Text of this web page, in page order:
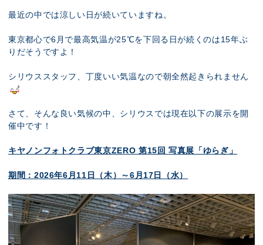
最近の中では涼しい日が続いていますね。
東京都心で6月で最高気温が25℃を下回る日が続くのは15年ぶ
りだそうですよ！
シリウススタッフ、丁度いい気温なので朝全然起きられません
さて、そんな良い気候の中、シリウスでは現在以下の展示を開
催中です！
キヤノンフォトクラブ東京ZERO 第15回 写真展「ゆらぎ」
期間：2026年6月11日（木）～6月17日（水）